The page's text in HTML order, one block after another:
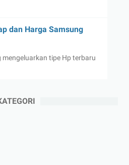
dan Harga Samsung
mengeluarkan tipe Hp terbaru